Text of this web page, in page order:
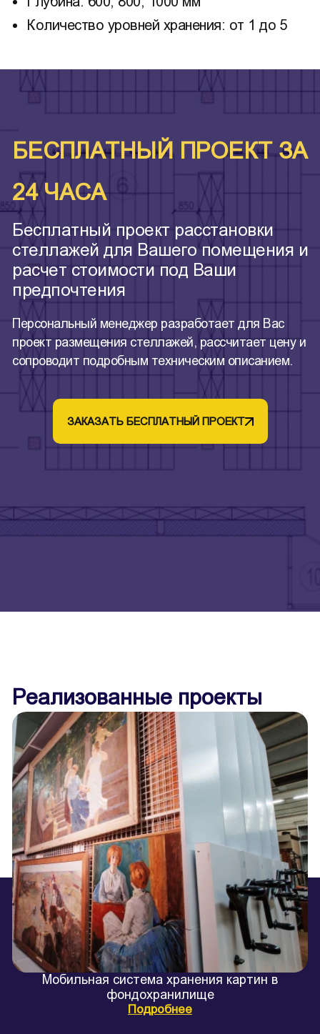
Количество уровней хранения: от 1 до 5
БЕСПЛАТНЫЙ ПРОЕКТ ЗА
24 ЧАСА
Бесплатный проект расстановки
стеллажей для Вашего помещения и
расчет стоимости под Ваши
предпочтения
Персональный менеджер разработает для Вас
проект размещения стеллажей, рассчитает цену и
сопроводит подробным техническим описанием.
ЗАКАЗАТЬ БЕСПЛАТНЫЙ ПРОЕКТ
Реализованные проекты
Мобильная система хранения картин в
фондохранилище
Подробнее